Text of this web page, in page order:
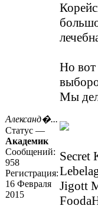
Александ�...
Статус —
Академик
Сообщений:
958
Регистрация:
16 Февраля
2015
Но вот
Мы
Secret
Jigott